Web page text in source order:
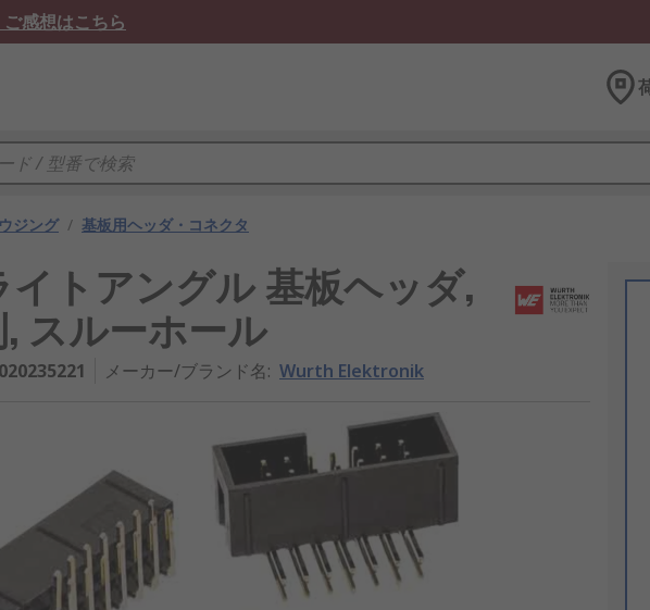
感想はこちら
ジング / 基板用ヘッダ・コネクタ
イトアングル 基板ヘッダ,
, スルーホール
メーカー/ブランド名: Wurth Elektronik